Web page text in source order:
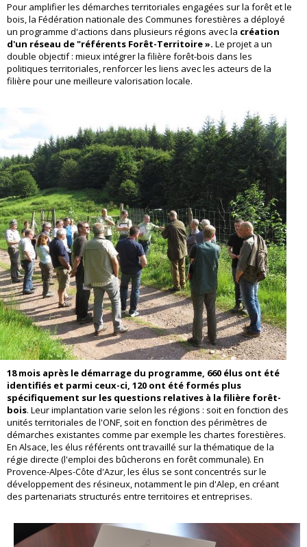
Pour amplifier les démarches territoriales engagées sur la forêt et le
bois, la Fédération nationale des Communes forestières a déployé
un programme d'actions dans plusieurs régions avec la création
d'un réseau de "référents Forêt-Territoire ». Le projet a un
double objectif : mieux intégrer la filière forêt-bois dans les
politiques territoriales, renforcer les liens avec les acteurs de la
filière pour une meilleure valorisation locale.
18 mois après le démarrage du programme, 660 élus ont été
identifiés et parmi ceux-ci, 120 ont été formés plus
spécifiquement sur les questions relatives à la filière forêt-
bois. Leur implantation varie selon les régions : soit en fonction des
unités territoriales de l'ONF, soit en fonction des périmètres de
démarches existantes comme par exemple les chartes forestières.
En Alsace, les élus référents ont travaillé sur la thématique de la
régie directe (l'emploi des bûcherons en forêt communale). En
Provence-Alpes-Côte d'Azur, les élus se sont concentrés sur le
développement des résineux, notamment le pin d'Alep, en créant
des partenariats structurés entre territoires et entreprises.